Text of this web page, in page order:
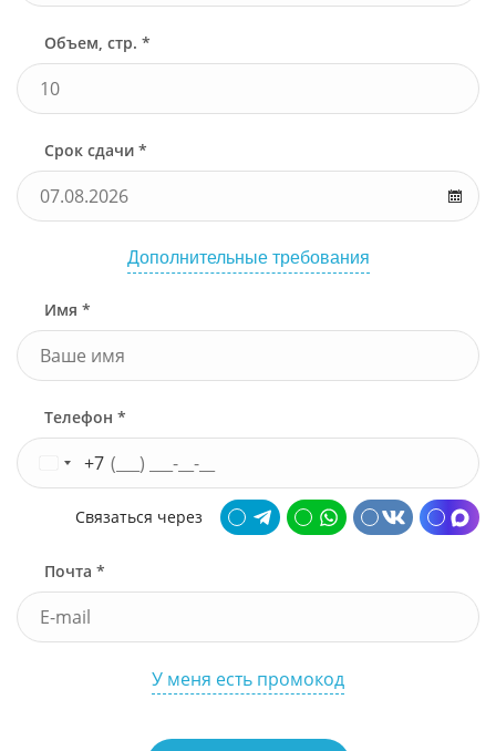
Объем, стр. *
Срок сдачи *
Дополнительные требования
Имя *
Телефон *
+7
Связаться через
Почта *
У меня есть промокод